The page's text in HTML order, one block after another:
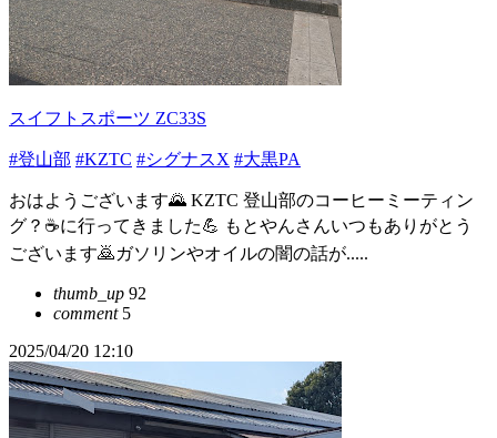
スイフトスポーツ ZC33S
#登山部 #KZTC #シグナスX #大黒PA
おはようございます🌄 KZTC 登山部のコーヒーミーティン
グ？☕に行ってきました💪 もとやんさんいつもありがとう
ございます🙇ガソリンやオイルの闇の話が.....
thumb_up 92
comment5
2025/04/20 12:10